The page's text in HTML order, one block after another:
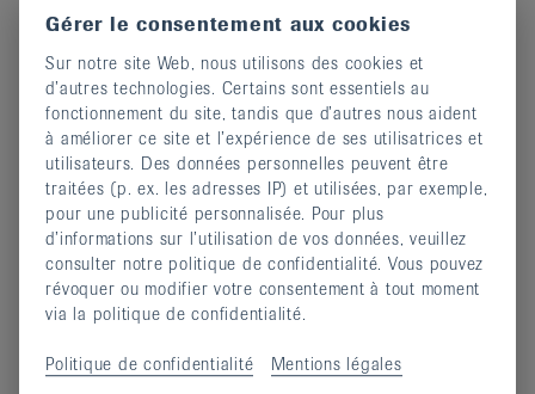
Devenir membre
continuer
Gérer le consentement aux cookies
Sur notre site Web, nous utilisons des cookies et
d’autres technologies. Certains sont essentiels au
fonctionnement du site, tandis que d’autres nous aident
à améliorer ce site et l’expérience de ses utilisatrices et
utilisateurs. Des données personnelles peuvent être
traitées (p. ex. les adresses IP) et utilisées, par exemple,
pour une publicité personnalisée. Pour plus
d’informations sur l’utilisation de vos données, veuillez
consulter notre politique de confidentialité. Vous pouvez
révoquer ou modifier votre consentement à tout moment
via la politique de confidentialité.
Politique de confidentialité Mentions légales